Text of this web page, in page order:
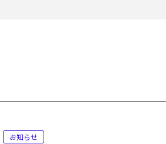
お知らせ